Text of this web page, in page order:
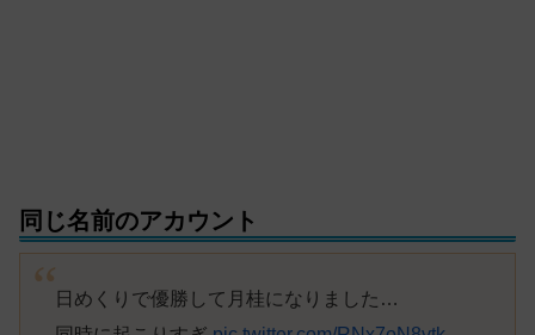
同じ名前のアカウント
日めくりで優勝して月桂になりました…